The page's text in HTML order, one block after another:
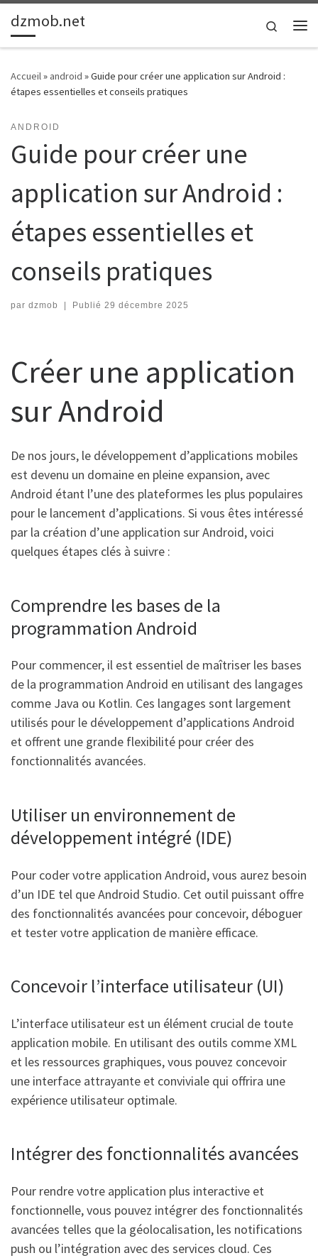
Passer au contenu
dzmob.net
Search
Accueil» android »Guide pour créer une application sur Android :
étapes essentielles et conseils pratiques
ANDROID
Guide pour créer une
application sur Android :
étapes essentielles et
conseils pratiques
par dzmob | Publié 29 décembre 2025
Créer une application
sur Android
De nos jours, le développement d’applications mobiles
est devenu un domaine en pleine expansion, avec
Android étant l’une des plateformes les plus populaires
pour le lancement d’applications. Si vous êtes intéressé
par la création d’une application sur Android, voici
quelques étapes clés à suivre :
Comprendre les bases de la
programmation Android
Pour commencer, il est essentiel de maîtriser les bases
de la programmation Android en utilisant des langages
comme Java ou Kotlin. Ces langages sont largement
utilisés pour le développement d’applications Android
et offrent une grande flexibilité pour créer des
fonctionnalités avancées.
Utiliser un environnement de
développement intégré (IDE)
Pour coder votre application Android, vous aurez besoin
d’un IDE tel que Android Studio. Cet outil puissant offre
des fonctionnalités avancées pour concevoir, déboguer
et tester votre application de manière efficace.
Concevoir l’interface utilisateur (UI)
L’interface utilisateur est un élément crucial de toute
application mobile. En utilisant des outils comme XML
et les ressources graphiques, vous pouvez concevoir
une interface attrayante et conviviale qui offrira une
expérience utilisateur optimale.
Intégrer des fonctionnalités avancées
Pour rendre votre application plus interactive et
fonctionnelle, vous pouvez intégrer des fonctionnalités
avancées telles que la géolocalisation, les notifications
push ou l’intégration avec des services cloud. Ces